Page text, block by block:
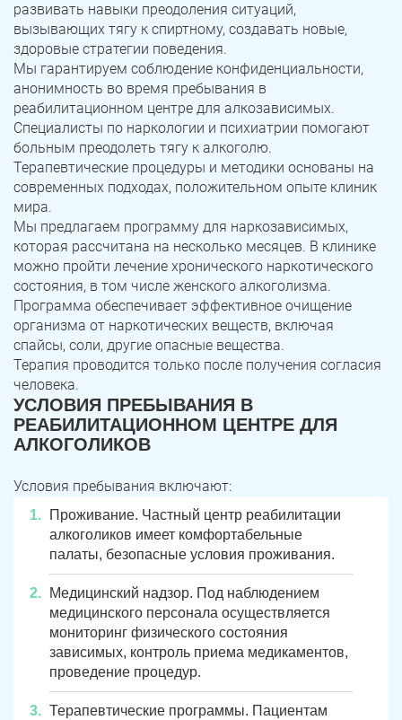
развивать навыки преодоления ситуаций,
вызывающих тягу к спиртному, создавать новые,
здоровые стратегии поведения.
Мы гарантируем соблюдение конфиденциальности,
анонимность во время пребывания в
реабилитационном центре для алкозависимых.
Специалисты по наркологии и психиатрии помогают
больным преодолеть тягу к алкоголю.
Терапевтические процедуры и методики основаны на
современных подходах, положительном опыте клиник
мира.
Мы предлагаем программу для наркозависимых,
которая рассчитана на несколько месяцев. В клинике
можно пройти лечение хронического наркотического
состояния, в том числе женского алкоголизма.
Программа обеспечивает эффективное очищение
организма от наркотических веществ, включая
спайсы, соли, другие опасные вещества.
Терапия проводится только после получения согласия
человека.
УСЛОВИЯ ПРЕБЫВАНИЯ В
РЕАБИЛИТАЦИОННОМ ЦЕНТРЕ ДЛЯ
АЛКОГОЛИКОВ
Условия пребывания включают:
Проживание. Частный центр реабилитации
алкоголиков имеет комфортабельные
палаты, безопасные условия проживания.
Медицинский надзор. Под наблюдением
медицинского персонала осуществляется
мониторинг физического состояния
зависимых, контроль приема медикаментов,
проведение процедур.
Терапевтические программы. Пациентам